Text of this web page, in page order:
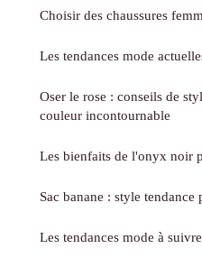
Choisir des chaussures
Les tendances mode
Oser le rose : conseils de
couleur incontournable
Les bienfaits de l'onyx noir
Sac banane : style
Les tendances mode à